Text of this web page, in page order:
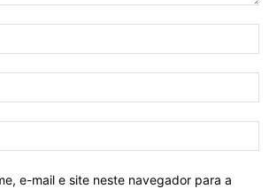
e-mail e site neste navegador para a